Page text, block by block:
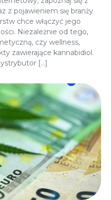
z pojawieniem się branży
chce włączyć jego
Niezależnie od tego,
czy wellness,
zawierające kannabidiol.
[…]